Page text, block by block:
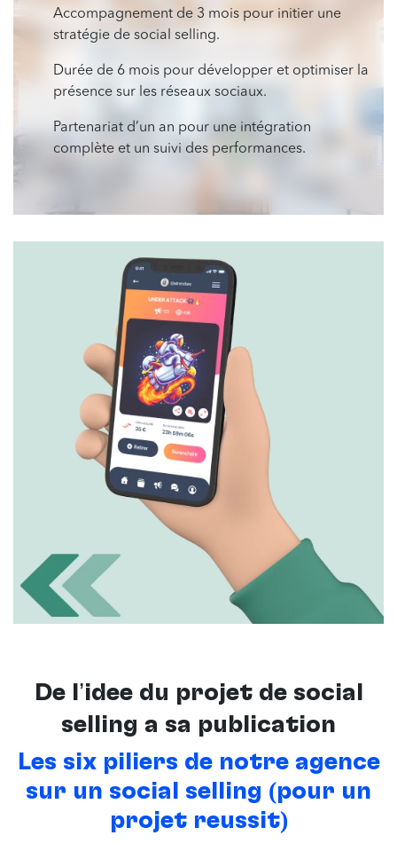
Accompagnement de 3 mois pour initier une
stratégie de social selling.
Durée de 6 mois pour développer et optimiser la
présence sur les réseaux sociaux.
Partenariat d’un an pour une intégration
complète et un suivi des performances.
De l’idée du projet de social
selling à sa publication
Les six piliers de notre agence
sur un social selling (pour un
projet réussit)